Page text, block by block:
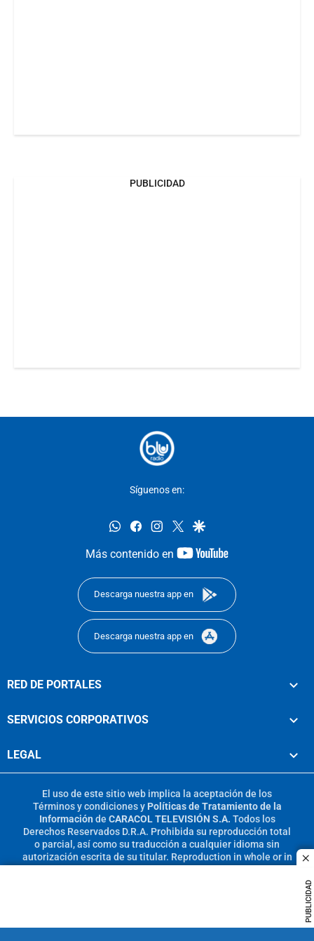
PUBLICIDAD
PUBLICIDAD
Síguenos en:
whatsappfacebookinstagram
twittergoogle
Más contenido en
youtube-
Descarga nuestra app en
Descarga nuestra app en
RED DE PORTALES
SERVICIOS CORPORATIVOS
LEGAL
El uso de este sitio web implica la aceptación de los
Términos y condicionesy Políticas de Tratamiento de la
Información de CARACOL TELEVISIÓN S.A. Todos los
Derechos Reservados D.R.A. Prohibida su reproducción total
o parcial, así como su traducción a cualquier idioma sin
autorización escrita de su titular. Reproduction in whole or in